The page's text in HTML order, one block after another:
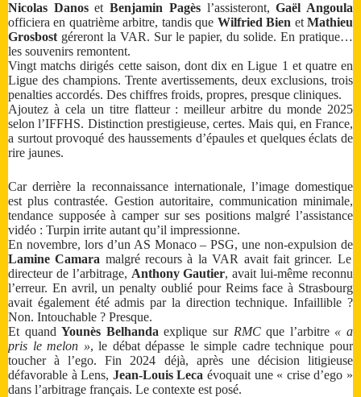
Nicolas DanosetBenjamin Pagèsl’assisteront,Gaël Angoula
officiera en quatrième arbitre, tandis que Wilfried Bien etMathieu
Grosbost géreront la VAR. Sur le papier, du solide. En pratique…
les souvenirs remontent.
Vingt matchs dirigés cette saison, dont dix en Ligue 1 et quatre en
Ligue des champions. Trente avertissements, deux exclusions, trois
penalties accordés. Des chiffres froids, propres, presque cliniques.
Ajoutez à cela un titre flatteur : meilleur arbitre du monde 2025
selon l’IFFHS. Distinction prestigieuse, certes. Mais qui, en France,
a surtout provoqué des haussements d’épaules et quelques éclats de
rire jaunes.
Car derrière la reconnaissance internationale, l’image domestique
est plus contrastée. Gestion autoritaire, communication minimale,
tendance supposée à camper sur ses positions malgré l’assistance
vidéo : Turpin irrite autant qu’il impressionne.
En novembre, lors d’un AS Monaco – PSG, une non-expulsion de
Lamine Camara malgré recours à la VAR avait fait grincer. Le
directeur de l’arbitrage, Anthony Gautier, avait lui-même reconnu
l’erreur. En avril, un penalty oublié pour Reims face à Strasbourg
avait également été admis par la direction technique. Infaillible ?
Non. Intouchable ? Presque.
Et quandYounès Belhanda explique surRMCque l’arbitre « a
pris le melon », le débat dépasse le simple cadre technique pour
toucher à l’ego. Fin 2024 déjà, après une décision litigieuse
défavorable à Lens, Jean-Louis Leca évoquait une « crise d’ego »
dans l’arbitrage français. Le contexte est posé.